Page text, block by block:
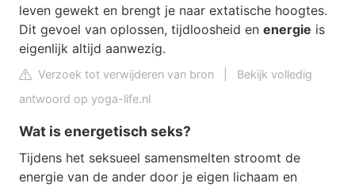
leven gewekt en brengt je naar extatische hoogtes.
Dit gevoel van oplossen, tijdloosheid en energie is
eigenlijk altijd aanwezig.
Verzoek tot verwijderen van bron
Bekijk volledig
antwoord op yoga-life.nl
Wat is energetisch seks?
Tijdens het seksueel samensmelten stroomt de
energie van de ander door je eigen lichaam en